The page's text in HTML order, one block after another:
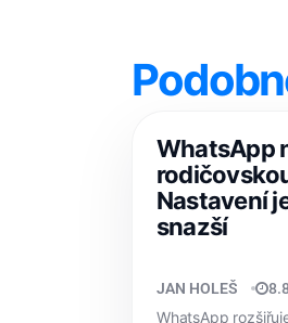
WhatsApp
Nastavení
snazší
JAN HOLEŠ
WhatsApp